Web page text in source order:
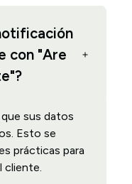
con "Are
sus datos
Esto se
prácticas para
cliente.